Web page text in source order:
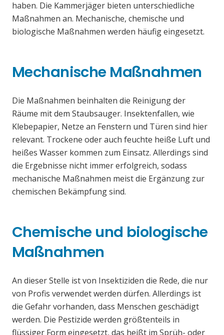
haben. Die Kammerjäger bieten unterschiedliche
Maßnahmen an. Mechanische, chemische und
biologische Maßnahmen werden häufig eingesetzt.
Mechanische Maßnahmen
Die Maßnahmen beinhalten die Reinigung der
Räume mit dem Staubsauger. Insektenfallen, wie
Klebepapier, Netze an Fenstern und Türen sind hier
relevant. Trockene oder auch feuchte heiße Luft und
heißes Wasser kommen zum Einsatz. Allerdings sind
die Ergebnisse nicht immer erfolgreich, sodass
mechanische Maßnahmen meist die Ergänzung zur
chemischen Bekämpfung sind.
Chemische und biologische
Maßnahmen
An dieser Stelle ist von Insektiziden die Rede, die nur
von Profis verwendet werden dürfen. Allerdings ist
die Gefahr vorhanden, dass Menschen geschädigt
werden. Die Pestizide werden größtenteils in
flüssiger Form eingesetzt, das heißt im Sprüh- oder